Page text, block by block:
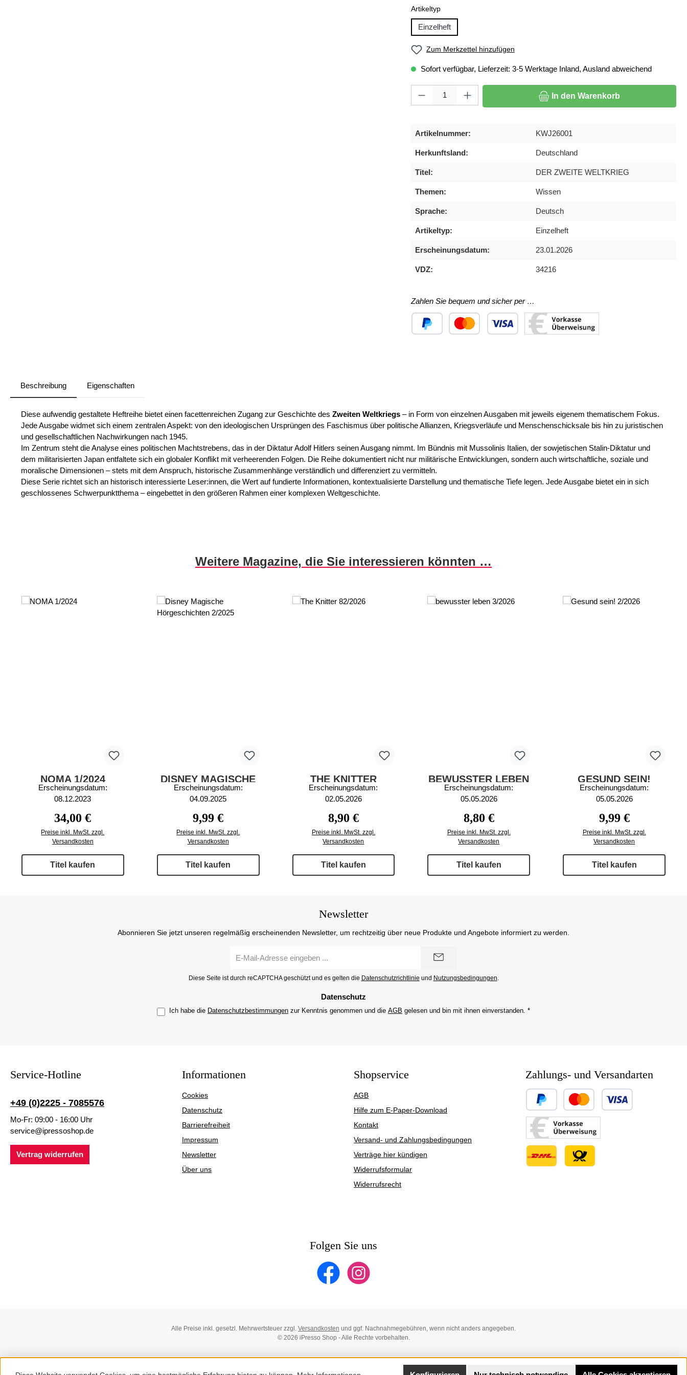
Artikeltypauswählen
Einzelheft
Zum Merkzettel hinzufügen
Sofort verfügbar, Lieferzeit: 3-5 Werktage Inland, Ausland abweichend
Produkt Anzahl: Gib den gewünschten Wert ein oder benutze die Schaltflächen um
In den Warenkorb
Artikelnummer: KWJ26001
Herkunftsland: Deutschland
Titel: DER ZWEITE WELTKRIEG
Themen: Wissen
Sprache: Deutsch
Artikeltyp: Einzelheft
Erscheinungsdatum: 23.01.2026
VDZ: 34216
Zahlen Sie bequem und sicher per …
Beschreibung Eigenschaften
Diese aufwendig gestaltete Heftreihe bietet einen facettenreichen Zugang zur Geschichte des Zweiten Weltkriegs – in Form von einzelnen Ausgaben mit jeweils eigenem thematischem Fokus.
Jede Ausgabe widmet sich einem zentralen Aspekt: von den ideologischen Ursprüngen des Faschismus über politische Allianzen, Kriegsverläufe und Menschenschicksale bis hin zu juristischen
und gesellschaftlichen Nachwirkungen nach 1945.
Im Zentrum steht die Analyse eines politischen Machtstrebens, das in der Diktatur Adolf Hitlers seinen Ausgang nimmt. Im Bündnis mit Mussolinis Italien, der sowjetischen Stalin-Diktatur und
dem militarisierten Japan entfaltete sich ein globaler Konflikt mit verheerenden Folgen. Die Reihe dokumentiert nicht nur militärische Entwicklungen, sondern auch wirtschaftliche, soziale und
moralische Dimensionen – stets mit dem Anspruch, historische Zusammenhänge verständlich und differenziert zu vermitteln.
Diese Serie richtet sich an historisch interessierte Leser:innen, die Wert auf fundierte Informationen, kontextualisierte Darstellung und thematische Tiefe legen. Jede Ausgabe bietet ein in sich
geschlossenes Schwerpunktthema – eingebettet in den größeren Rahmen einer komplexen Weltgeschichte.
Weitere Magazine, die Sie interessieren könnten …
NOMA 1/2024
Erscheinungsdatum:
08.12.2023
Regulärer Preis:
34,00 €
Preise inkl. MwSt. zzgl.
Versandkosten
Titel kaufen
DISNEY MAGISCHE
HÖRGESCHICHTEN
2/2025
Erscheinungsdatum:
04.09.2025
Regulärer Preis:
9,99 €
Preise inkl. MwSt. zzgl.
Versandkosten
Titel kaufen
THE KNITTER
82/2026
Erscheinungsdatum:
02.05.2026
Regulärer Preis:
8,90 €
Preise inkl. MwSt. zzgl.
Versandkosten
Titel kaufen
BEWUSSTER LEBEN
3/2026
Erscheinungsdatum:
05.05.2026
Regulärer Preis:
8,80 €
Preise inkl. MwSt. zzgl.
Versandkosten
Titel kaufen
GESUND SEIN!
2/2026
Erscheinungsdatum:
05.05.2026
Regulärer Preis:
9,99 €
Preise inkl. MwSt. zzgl.
Versandkosten
Titel kaufen
Newsletter
Abonnieren Sie jetzt unseren regelmäßig erscheinenden Newsletter, um rechtzeitig über neue Produkte und Angebote informiert zu werden.
Mail-
Diese Seite ist durch reCAPTCHA geschützt und es gelten die Datenschutzrichtlinie und Nutzungsbedingungen
Datenschutz
Ich habe die Datenschutzbestimmungen zur Kenntnis genommen und die AGB gelesen und bin mit ihnen einverstanden. *
Service-Hotline
+49 (0)2225 - 7085576
Mo-Fr: 09:00 - 16:00 Uhr
service@ipressoshop.de
Vertrag widerrufen
Informationen
Cookies
Datenschutz
Barrierefreiheit
Impressum
Newsletter
Über uns
Shopservice
AGB
Hilfe zum E-Paper-Download
Kontakt
Versand- und Zahlungsbedingungen
Verträge hier kündigen
Widerrufsformular
Widerrufsrecht
Zahlungs- und Versandarten
Benutzerdefiniertes Bild 1
Benutzerdefiniertes Bild 2
Benutzerdefiniertes Bild 3
Folgen Sie uns
Facebook Instagram
Alle Preise inkl. gesetzl. Mehrwertsteuer zzgl. Versandkosten und ggf. Nachnahmegebühren, wenn nicht anders angegeben.
© 2026 iPresso Shop - Alle Rechte vorbehalten.